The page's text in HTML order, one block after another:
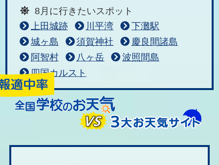
8月に行きたいスポット
上田城跡
川平湾
下灘駅
城ヶ島
須賀神社
慶良間諸島
阿智村
八ヶ岳
波照間島
四国カルスト